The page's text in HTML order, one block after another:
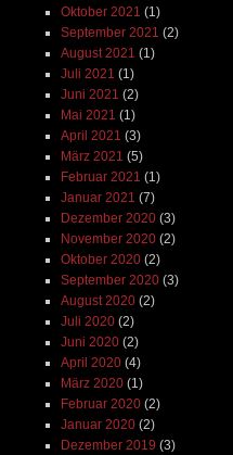
Oktober 2021 (1)
September 2021 (2)
August 2021 (1)
Juli 2021 (1)
Juni 2021 (2)
Mai 2021 (1)
April 2021 (3)
März 2021 (5)
Februar 2021 (1)
Januar 2021 (7)
Dezember 2020(3)
November 2020(2)
Oktober 2020(2)
September 2020(3)
August 2020(2)
Juli 2020(2)
Juni 2020(2)
April 2020(4)
März 2020(1)
Februar 2020(2)
Januar 2020(2)
Dezember 2019 (3)